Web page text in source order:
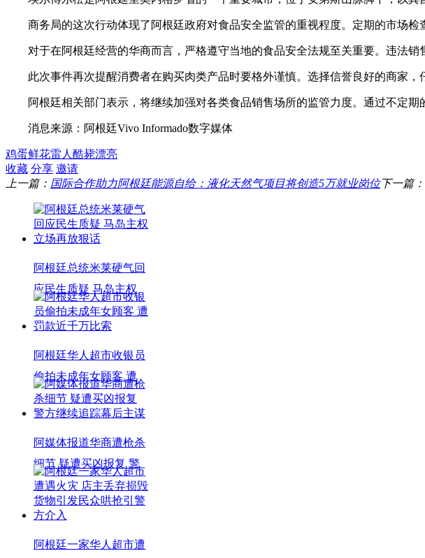
商务局的这次行动体现了阿根廷政府对食品安全监管的重视程度。定期的市场
对于在阿根廷经营的华商而言，严格遵守当地的食品安全法规至关重要。违法
此次事件再次提醒消费者在购买肉类产品时要格外谨慎。选择信誉良好的商家
阿根廷相关部门表示，将继续加强对各类食品销售场所的监管力度。通过不定
消息来源：阿根廷Vivo Informado数字媒体
鸡蛋鲜花雷人 酷毙漂亮
收藏 分享 邀请
上一篇： 国际合作助力阿根廷能源自给：液化天然气项目将创造5万就业岗位下一篇：
阿根廷总统米莱硬气回
应民生质疑 马岛主权
阿根廷华人超市收银员
偷拍未成年女顾客 遭
阿媒体报道华商遭枪杀
细节 疑遭买凶报复 警
阿根廷一家华人超市遭